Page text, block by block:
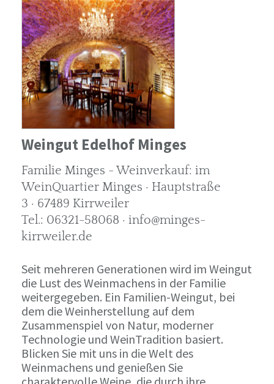
Weingut Edelhof Minges
Familie Minges - Weinverkauf: im
WeinQuartier Minges · Hauptstraße
3 · 67489 Kirrweiler
Tel.: 06321-58068 · info@minges-
kirrweiler.de
Seit mehreren Generationen wird im Weingut
die Lust des Weinmachens in der Familie
weitergegeben. Ein Familien-Weingut, bei
dem die Weinherstellung auf dem
Zusammenspiel von Natur, moderner
Technologie und WeinTradition basiert.
Blicken Sie mit uns in die Welt des
Weinmachens und genießen Sie